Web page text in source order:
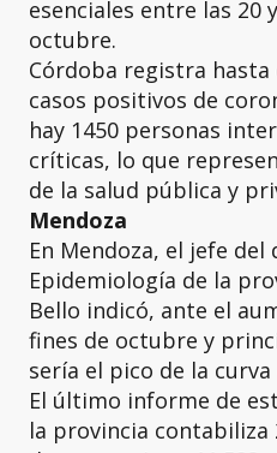
esenciales entre las 20
octubre.
Córdoba registra hasta
casos positivos de
hay 1450 personas
críticas, lo que
de la salud pública y
Mendoza
En Mendoza, el jefe
Epidemiología de la
Bello indicó, ante el
fines de octubre y
sería el pico de la
El último informe de
la provincia contabiliza